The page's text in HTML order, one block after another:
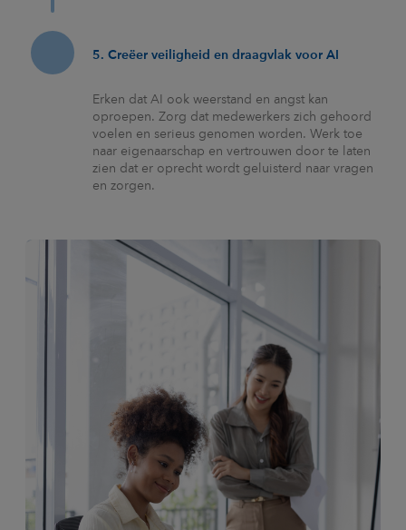
5. Creëer veiligheid en draagvlak voor AI
Erken dat AI ook weerstand en angst kan
oproepen. Zorg dat medewerkers zich gehoord
voelen en serieus genomen worden. Werk toe
naar eigenaarschap en vertrouwen door te laten
zien dat er oprecht wordt geluisterd naar vragen
en zorgen.